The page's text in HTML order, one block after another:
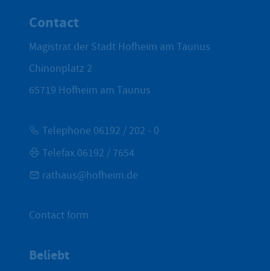
Contact
Magistrat der Stadt Hofheim am Taunus
Chinonplatz 2
65719 Hofheim am Taunus
Telephone 06192 / 202 - 0
Telefax 06192 / 7654
rathaus@hofheim.de
Contact form
Beliebt